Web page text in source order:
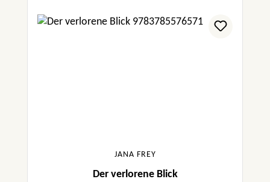
JANA FREY
Der verlorene Blick